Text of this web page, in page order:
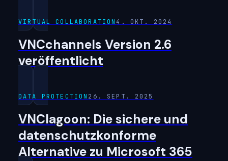
VIRTUAL COLLABORATION 4. OKT. 2024
VNCchannels Version 2.6
veröffentlicht
DATA PROTECTION 26. SEPT. 2025
VNClagoon: Die sichere und
datenschutzkonforme
Alternative zu Microsoft 365